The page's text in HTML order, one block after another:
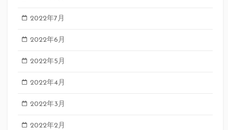
2022年7月
2022年6月
2022年5月
2022年4月
2022年3月
2022年2月